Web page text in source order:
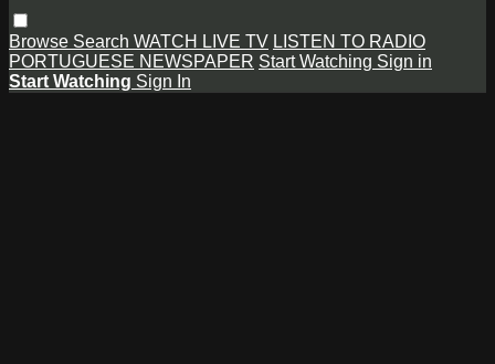
Browse Search WATCH LIVE TV LISTEN TO RADIO
PORTUGUESE NEWSPAPER Start Watching Sign in
Start Watching Sign In